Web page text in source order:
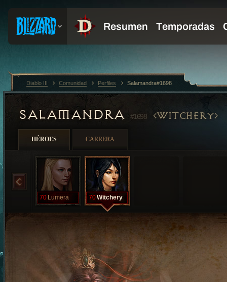
SALAMANDRA #1698 WITCHERY
HÉROES CARRERA
70 Lumera 70Witchery
Diablo III Comunidad Perfiles Salamandra#1698